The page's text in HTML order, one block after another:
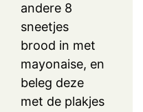
andere 8
sneetjes
brood in met
mayonaise, en
beleg deze
met de plakjes